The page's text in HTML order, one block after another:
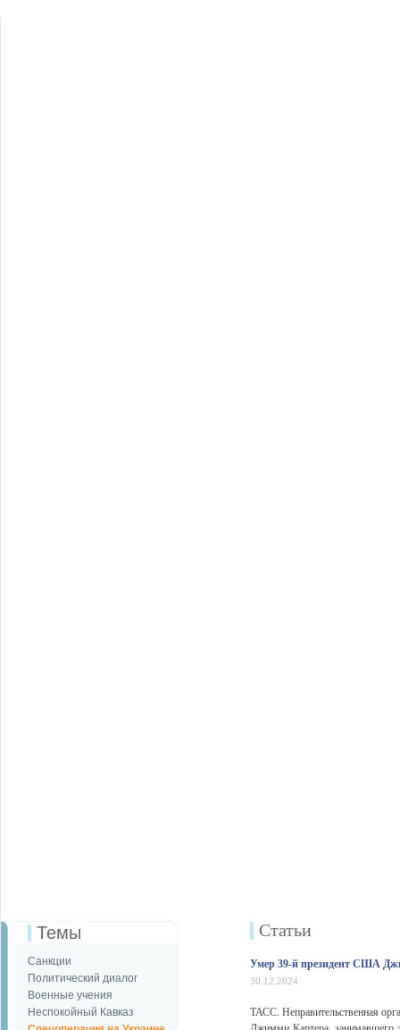
Темы
Санкции
Политический диалог
Военные учения
Неспокойный Кавказ
Статьи
Умер 39-й президент США
30.12.2024
ТАСС. Неправительственная